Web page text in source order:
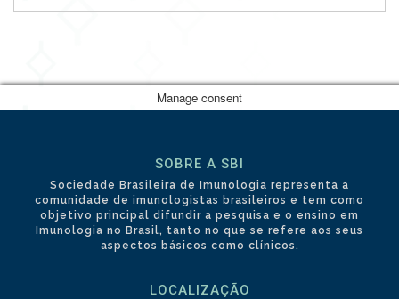
SOBRE A SBI
Sociedade Brasileira de Imunologia representa a
comunidade de imunologistas brasileiros e tem como
objetivo principal difundir a pesquisa e o ensino em
Imunologia no Brasil, tanto no que se refere aos seus
aspectos básicos como clínicos.
LOCALIZAÇÃO
Manage consent